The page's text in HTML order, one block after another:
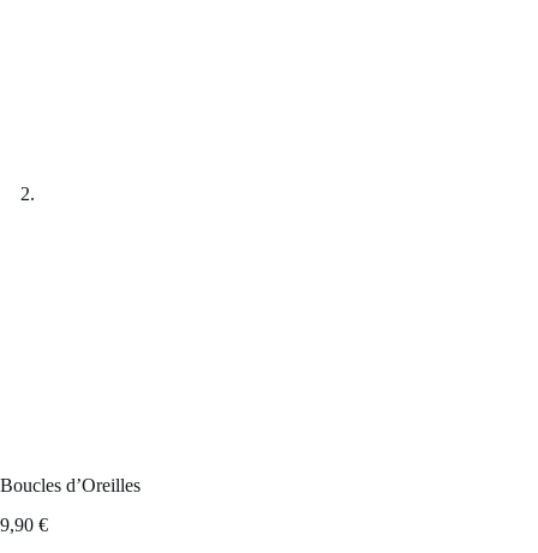
Boucles d’Oreilles
9,90 €